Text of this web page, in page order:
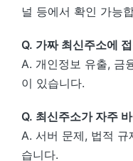
널 등에서 확인 가능
Q. 가짜 최신주소에
A. 개인정보 유출, 금
이 있습니다.
Q. 최신주소가 자주
A. 서버 문제, 법적
습니다.